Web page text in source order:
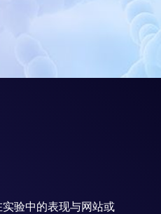
验中的表现与网站或